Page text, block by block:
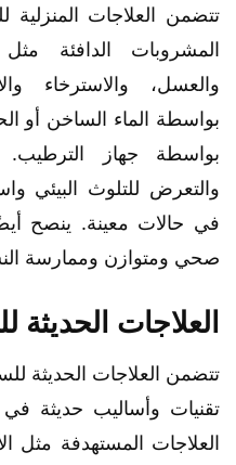
تتضمن العلاجات
المشروبات الدافئة
والعسل، والاسترخاء
بواسطة الماء الساخن أو
بواسطة جهاز
والتعرض للتلوث البيئي
في حالات معينة. ينصح
صحي ومتوازن وممارسة
العلاجات الحديثة
تتضمن العلاجات الحديثة
تقنيات وأساليب حديثة
العلاجات المستهدفة مثل